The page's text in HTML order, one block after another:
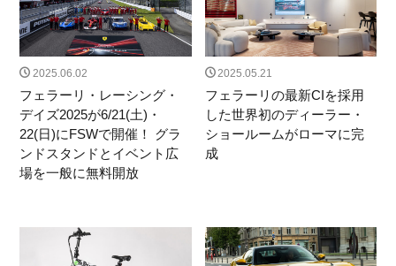
2025.06.02
フェラーリ・レーシング・
デイズ2025が6/21(土)・
22(日)にFSWで開催！ グラ
ンドスタンドとイベント広
場を一般に無料開放
2025.05.21
フェラーリの最新CIを採用
した世界初のディーラー・
ショールームがローマに完
成